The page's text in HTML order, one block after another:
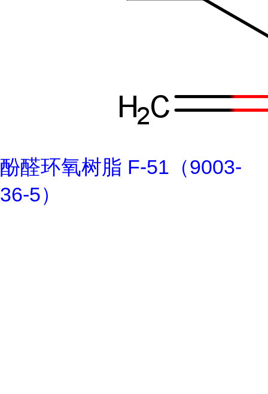
酚醛环氧树脂 F-51（9003-
36-5）